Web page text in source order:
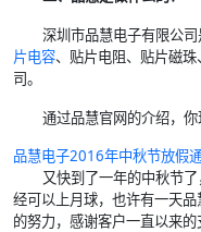
深圳市品慧电子有限公
片电容、贴片电阻、贴片磁
司。
通过品慧官网的介绍，
品慧电子2016年中秋节放假
又快到了一年的中秋节
经可以上月球，也许有一天
的努力，感谢客户一直以来的